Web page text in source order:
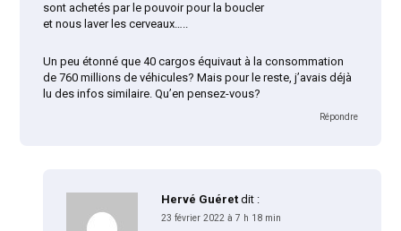
sont achetés par le pouvoir pour la boucler
et nous laver les cerveaux…..
Un peu étonné que 40 cargos équivaut à la consommation
de 760 millions de véhicules? Mais pour le reste, j’avais déjà
lu des infos similaire. Qu’en pensez-vous?
Répondre
Hervé Guéret dit :
23 février 2022 à 7 h 18 min